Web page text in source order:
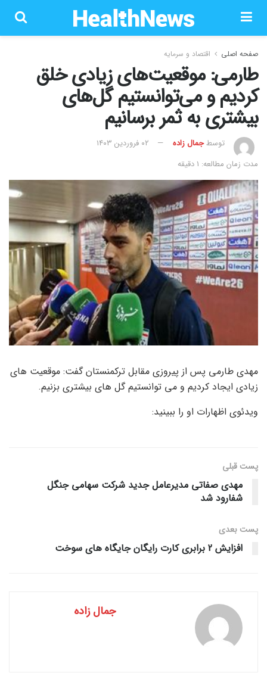
صفحه اصلی اقتصاد و سرمایه
طارمی: موقعیت‌های زیادی خلق
کردیم و می‌توانستیم گل‌های
بیشتری به ثمر برسانیم
توسطجمال زاده
۰۲ فروردین ۱۴۰۳
مدت زمان مطالعه: 1 دقیقه
مهدی طارمی پس از پیروزی مقابل ترکمنستان گفت: موقعیت های
زیادی ایجاد کردیم و می توانستیم گل های بیشتری بزنیم.
ویدئوی اظهارات او را ببینید:
پست قبلی
مهدی صفاتی مدیرعامل جدید شرکت سهامی جنگل
شفارود شد
پست‌ بعدی
افزایش 2 برابری کارت رایگان جایگاه های سوخت
جمال زاده